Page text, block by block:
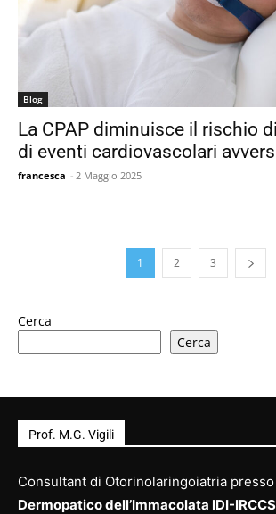
Blog
La CPAP diminuisce il rischio
di eventi cardiovascolari
francesca - 2 Maggio 2025
1 2 3
Cerca
Cerca
Prof. M.G. Vigili
Consultant di Otorinolaringoiatria presso
Dermopatico dell’Immacolata IDI-IRCCS